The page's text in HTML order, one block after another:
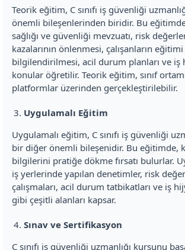
Teorik eğitim, C sınıfı iş güvenliği
önemli bileşenlerinden biridir. Bu
sağlığı ve güvenliği mevzuatı, risk
kazalarının önlenmesi, çalışanların
bilgilendirilmesi, acil durum planları ve iş
konular öğretilir. Teorik eğitim, sınıf
platformlar üzerinden gerçekleştirilebilir.
Uygulamalı Eğitim
Uygulamalı eğitim, C sınıfı iş güvenliği
bir diğer önemli bileşenidir. Bu eğitimde,
bilgilerini pratiğe dökme fırsatı bulurlar.
iş yerlerinde yapılan denetimler, risk
çalışmaları, acil durum tatbikatları ve iş
gibi çeşitli alanları kapsar.
Sınav ve Sertifikasyon
C sınıfı iş güvenliği uzmanlığı kursunu